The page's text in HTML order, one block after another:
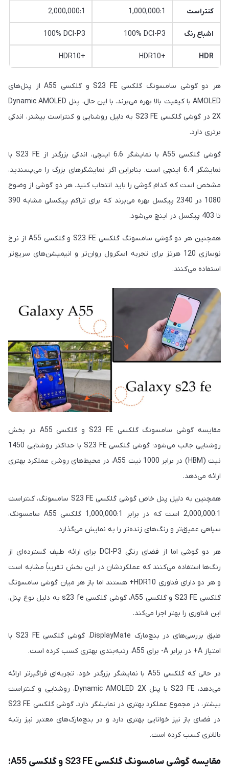
کنتراست 1,000,000:1
2,000,000:1
اشباع رنگ 100% DCI-P3
100% DCI-P3
HDR
HDR10+
HDR10+
هر دو گوشی سامسونگ گلکسی S23 FE و گلکسی A55 از پنل‌های
AMOLED با کیفیت بالا بهره می‌برند. با این حال، پنل Dynamic AMOLED
2X در گوشی گلکسی S23 FE به دلیل روشنایی و کنتراست بیشتر، اندکی
برتری دارد.
گوشی گلکسی A55 با نمایشگر 6.6 اینچی، اندکی بزرگتر از S23 FE با
نمایشگر 6.4 اینچی است. بنابراین اگر نمایشگرهای بزرگ را می‌پسندید،
مشخص است که کدام گوشی را باید انتخاب کنید. هر دو گوشی از وضوح
1080 در 2340 پیکسل بهره می‌برند که برای تراکم پیکسلی مشابه 390
تا 403 پیکسل در اینچ می‌شود.
همچنین هر دو گوشی سامسونگ گلکسی S23 FE و گلکسی A55 از نرخ
نوسازی 120 هرتز برای تجربه اسکرول روان‌تر و انیمیشن‌های سریع‌تر
استفاده می‌کنند.
مقایسه گوشی سامسونگ گلکسی S23 FE و گلکسی A55 در بخش
روشنایی جالب می‌شود؛ گوشی گلکسی S23 FE با حداکثر روشنایی 1450
نیت (HBM) در برابر 1000 نیت A55، در محیط‌های روشن عملکرد بهتری
ارائه می‌دهد.
همچنین به دلیل پنل خاص گوشی گلکسی S23 FE سامسونگ، کنتراست
2,000,000:1 است که در برابر 1,000,000:1 گلکسی A55 سامسونگ،
سیاهی عمیق‌تر و رنگ‌های زنده‌تر را به نمایش می‌گذارد.
هر دو گوشی اما از فضای رنگی DCI-P3 برای ارائه طیف گسترده‌ای از
رنگ‌ها استفاده می‌کنند که عملکردشان در این بخش تقریباً مشابه است
و هر دو دارای فناوری HDR10+ هستند اما باز هر میان گوشی سامسونگ
گلکسی S23 FE و گلکسی A55، گوشی گلکسی s23 fe به دلیل نوع پنل،
این فناوری را بهتر اجرا می‌کند.
طبق بررسی‌های در بنچ‌مارک DisplayMate، گوشی گلکسی S23 FE با
امتیاز A+ در برابر A- برای A55، رتبه‌بندی بهتری کسب کرده است.
در حالی که گلکسی A55 با نمایشگر بزرگتر خود، تجربه‌ای فراگیرتر ارائه
می‌دهد، S23 FE با پنل Dynamic AMOLED 2X، روشنایی و کنتراست
بیشتر، در مجموع عملکرد بهتری در نمایشگر دارد. گوشی گلکسی S23 FE
در فضای باز نیز خوانایی بهتری دارد و در بنچ‌مارک‌های معتبر نیز رتبه
بالاتری کسب کرده است.
مقایسه گوشی سامسونگ گلکسی S23 FE و گلکسی A55؛